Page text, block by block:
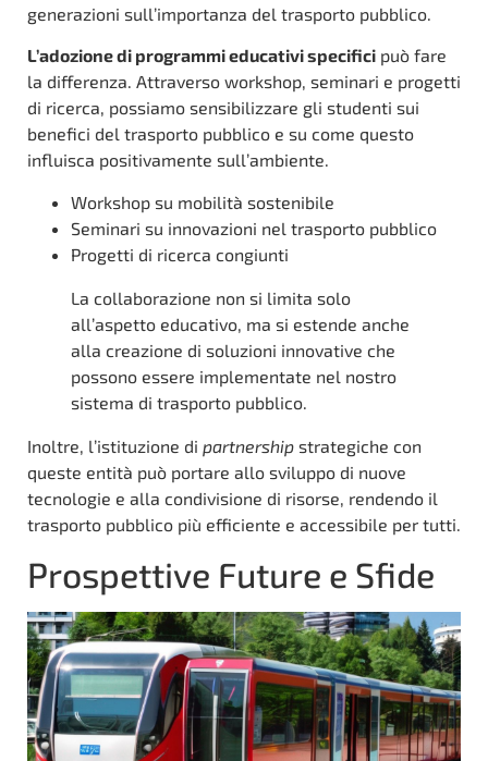
generazioni sull’importanza del trasporto pubblico.
L’adozione di programmi educativi specifici può fare
la differenza. Attraverso workshop, seminari e progetti
di ricerca, possiamo sensibilizzare gli studenti sui
benefici del trasporto pubblico e su come questo
influisca positivamente sull’ambiente.
Workshop su mobilità sostenibile
Seminari su innovazioni nel trasporto pubblico
Progetti di ricerca congiunti
La collaborazione non si limita solo
all’aspetto educativo, ma si estende anche
alla creazione di soluzioni innovative che
possono essere implementate nel nostro
sistema di trasporto pubblico.
Inoltre, l’istituzione di partnership strategiche con
queste entità può portare allo sviluppo di nuove
tecnologie e alla condivisione di risorse, rendendo il
trasporto pubblico più efficiente e accessibile per tutti.
Prospettive Future e Sfide